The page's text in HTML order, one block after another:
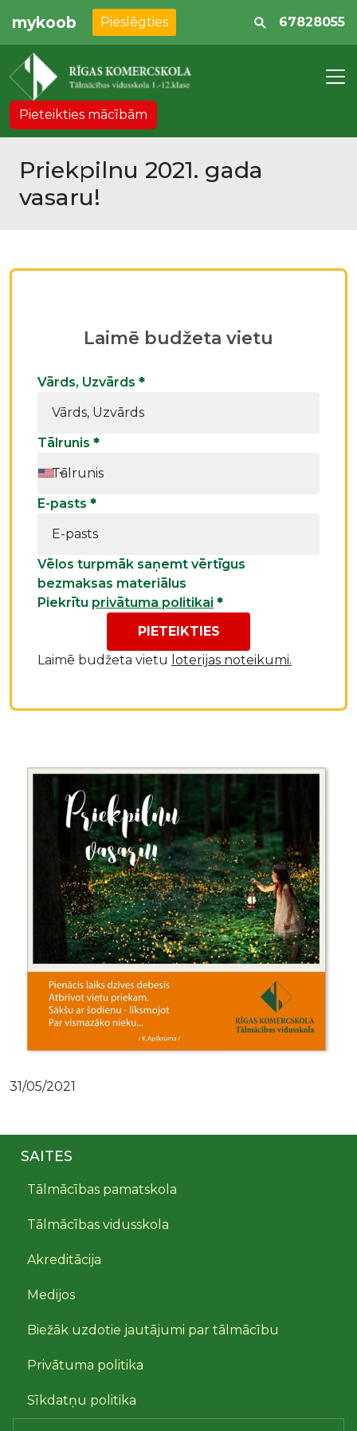
mykoob Pieslēgties 67828055
Pieteikties mācībām
Priekpilnu 2021. gada
vasaru!
31/05/2021
Laimē budžeta vietu
Vārds, Uzvārds *
Tālrunis *
E-pasts *
Vēlos turpmāk saņemt vērtīgus
bezmaksas materiālus
Piekrītu privātuma politikai *
PIETEIKTIES
Laimē budžeta vietu loterijas noteikumi.
SAITES
Tālmācības pamatskola
Tālmācības vidusskola
Akreditācija
Medijos
Biežāk uzdotie jautājumi par tālmācību
Privātuma politika
Sīkdatņu politika